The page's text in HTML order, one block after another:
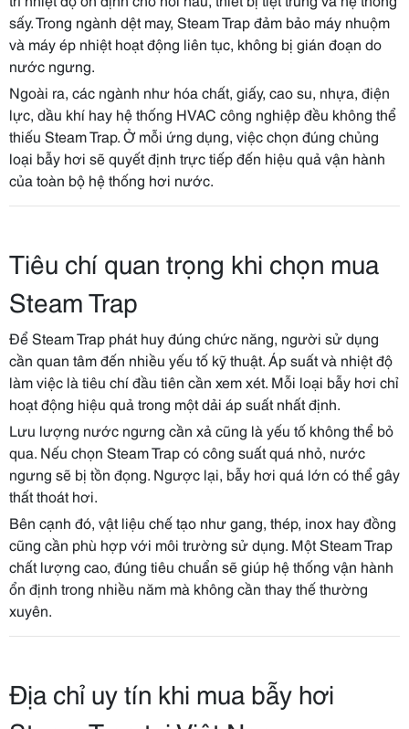
sấy. Trong ngành dệt may, Steam Trap đảm bảo máy nhuộm
và máy ép nhiệt hoạt động liên tục, không bị gián đoạn do
nước ngưng.
Ngoài ra, các ngành như hóa chất, giấy, cao su, nhựa, điện
lực, dầu khí hay hệ thống HVAC công nghiệp đều không thể
thiếu Steam Trap. Ở mỗi ứng dụng, việc chọn đúng chủng
loại bẫy hơi sẽ quyết định trực tiếp đến hiệu quả vận hành
của toàn bộ hệ thống hơi nước.
Tiêu chí quan trọng khi chọn mua
Steam Trap
Để Steam Trap phát huy đúng chức năng, người sử dụng
cần quan tâm đến nhiều yếu tố kỹ thuật. Áp suất và nhiệt độ
làm việc là tiêu chí đầu tiên cần xem xét. Mỗi loại bẫy hơi chỉ
hoạt động hiệu quả trong một dải áp suất nhất định.
Lưu lượng nước ngưng cần xả cũng là yếu tố không thể bỏ
qua. Nếu chọn Steam Trap có công suất quá nhỏ, nước
ngưng sẽ bị tồn đọng. Ngược lại, bẫy hơi quá lớn có thể gây
thất thoát hơi.
Bên cạnh đó, vật liệu chế tạo như gang, thép, inox hay đồng
cũng cần phù hợp với môi trường sử dụng. Một Steam Trap
chất lượng cao, đúng tiêu chuẩn sẽ giúp hệ thống vận hành
ổn định trong nhiều năm mà không cần thay thế thường
xuyên.
Địa chỉ uy tín khi mua bẫy hơi